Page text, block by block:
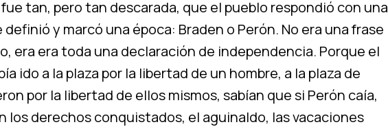
tan, pero tan descarada, que el pueblo respondió con una
y marcó una época: Braden o Perón. No era una frase
era era toda una declaración de independencia. Porque el
ido a la plaza por la libertad de un hombre, a la plaza de
por la libertad de ellos mismos, sabían que si Perón caía,
los derechos conquistados, el aguinaldo, las vacaciones